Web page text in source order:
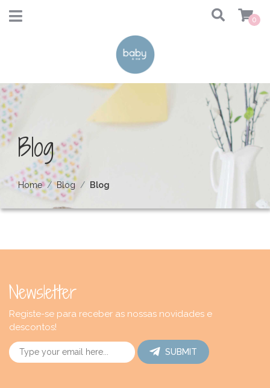
0
Blog
Home Blog Blog
Newsletter
Registe-se para receber as nossas novidades e
descontos!
SUBMIT